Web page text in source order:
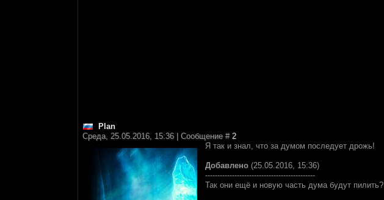
Plan
Среда, 25.05.2016, 15:36 | Сообщение # 2
Я так и знал, что за думом последует дрожь!
Добавлено (25.05.2016, 15:36)
---------------------------------------------
Так они ещё и новую часть дума будут пилить?